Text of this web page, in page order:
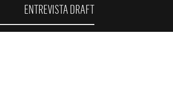
ENTREVISTA DRAFT